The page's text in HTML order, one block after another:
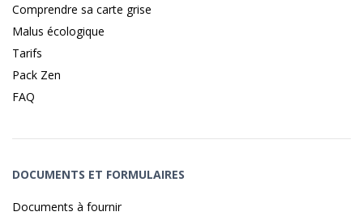
Comprendre sa carte grise
Malus écologique
Tarifs
Pack Zen
FAQ
DOCUMENTS ET FORMULAIRES
Documents à fournir